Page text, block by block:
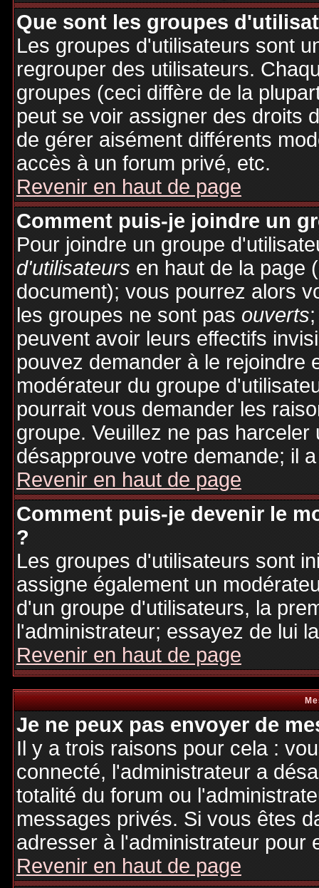
Que sont les groupes
Les groupes d'utilisateurs sont
regrouper des utilisateurs.
groupes (ceci diffère de la
peut se voir assigner des droits
de gérer aisément différents
accès à un forum privé, etc.
Revenir en haut de page
Comment puis-je joindre un
Pour joindre un groupe
d'utilisateursen haut de la page
document); vous pourrez alors
les groupes ne sont pasouverts
peuvent avoir leurs effectifs
pouvez demander à le rejoindre
modérateur du groupe
pourrait vous demander les
groupe. Veuillez ne pas
désapprouve votre demande; il
Revenir en haut de page
Comment puis-je devenir le
?
Les groupes d'utilisateurs sont
assigne également un
d'un groupe d'utilisateurs, la
l'administrateur; essayez de lui
Revenir en haut de page
Je ne peux pas envoyer de
Il y a trois raisons pour cela :
connecté, l'administrateur a
totalité du forum ou
messages privés. Si vous êtes
adresser à l'administrateur pour
Revenir en haut de page